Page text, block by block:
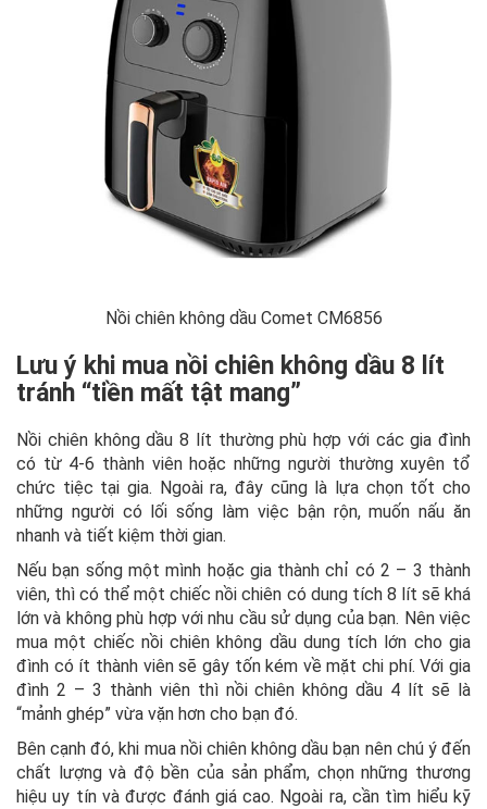
Nồi chiên không dầu Comet CM6856
Lưu ý khi mua nồi chiên không dầu 8 lít
tránh “tiền mất tật mang”
Nồi chiên không dầu 8 lít thường phù hợp với các gia đình
có từ 4-6 thành viên hoặc những người thường xuyên tổ
chức tiệc tại gia. Ngoài ra, đây cũng là lựa chọn tốt cho
những người có lối sống làm việc bận rộn, muốn nấu ăn
nhanh và tiết kiệm thời gian.
Nếu bạn sống một mình hoặc gia thành chỉ có 2 – 3 thành
viên, thì có thể một chiếc nồi chiên có dung tích 8 lít sẽ khá
lớn và không phù hợp với nhu cầu sử dụng của bạn. Nên việc
mua một chiếc nồi chiên không dầu dung tích lớn cho gia
đình có ít thành viên sẽ gây tốn kém về mặt chi phí. Với gia
đình 2 – 3 thành viên thì nồi chiên không dầu 4 lít sẽ là
“mảnh ghép” vừa vặn hơn cho bạn đó.
Bên cạnh đó, khi mua nồi chiên không dầu bạn nên chú ý đến
chất lượng và độ bền của sản phẩm, chọn những thương
hiệu uy tín và được đánh giá cao. Ngoài ra, cần tìm hiểu kỹ